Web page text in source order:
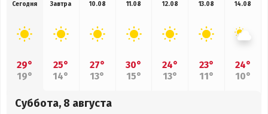
Сегодня
29°
19°
Завтра
25°
14°
10.08
27°
13°
11.08
30°
15°
12.08
24°
13°
13.08
23°
11°
14.08
24°
10°
Суббота, 8 августа